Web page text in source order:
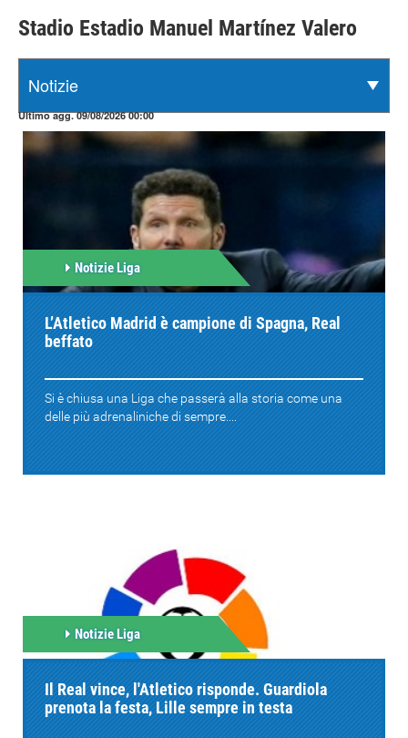
Stadio Estadio Manuel Martínez Valero
Ultimo agg. 09/08/2026 00:00
Notizie Liga
L’Atletico Madrid è campione di Spagna, Real
beffato
Si è chiusa una Liga che passerà alla storia come una
delle più adrenaliniche di sempre....
Notizie Liga
Il Real vince, l'Atletico risponde. Guardiola
prenota la festa, Lille sempre in testa